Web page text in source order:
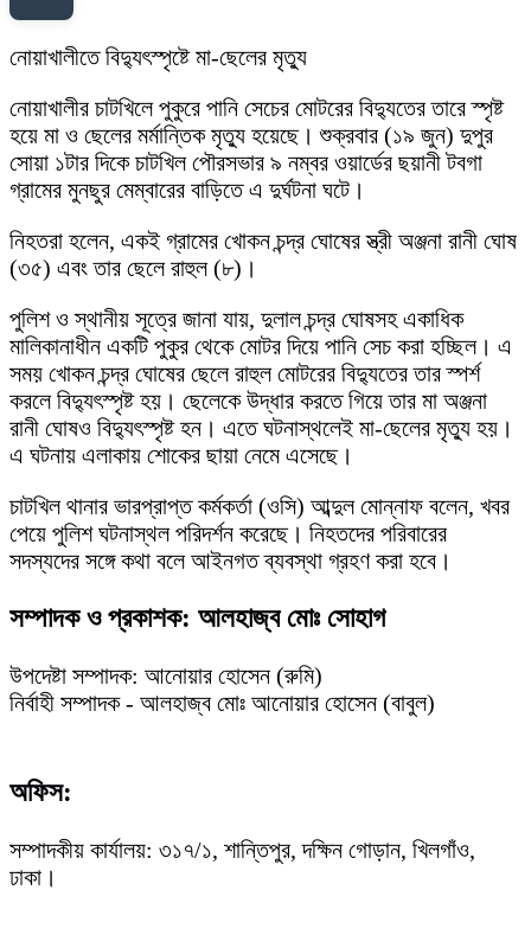
নোয়াখালীতে বিদ্যুৎস্পৃষ্টে মা-ছেলের মৃত্যু
নোয়াখালীর চাটখিলে পুকুরে পানি সেচের মোটরের বিদ্যুতের তারে স্পৃষ্ট
হয়ে মা ও ছেলের মর্মান্তিক মৃত্যু হয়েছে। শুক্রবার (১৯ জুন) দুপুর
সোয়া ১টার দিকে চাটখিল পৌরসভার ৯ নম্বর ওয়ার্ডের ছয়ানী টবগা
গ্রামের মুনছুর মেম্বারের বাড়িতে এ দুর্ঘটনা ঘটে।
নিহতরা হলেন, একই গ্রামের খোকন চন্দ্র ঘোষের স্ত্রী অঞ্জনা রানী ঘোষ
(৩৫) এবং তার ছেলে রাহুল (৮)।
পুলিশ ও স্থানীয় সূত্রে জানা যায়, দুলাল চন্দ্র ঘোষসহ একাধিক
মালিকানাধীন একটি পুকুর থেকে মোটর দিয়ে পানি সেচ করা হচ্ছিল। এ
সময় খোকন চন্দ্র ঘোষের ছেলে রাহুল মোটরের বিদ্যুতের তার স্পর্শ
করলে বিদ্যুৎস্পৃষ্ট হয়। ছেলেকে উদ্ধার করতে গিয়ে তার মা অঞ্জনা
রানী ঘোষও বিদ্যুৎস্পৃষ্ট হন। এতে ঘটনাস্থলেই মা-ছেলের মৃত্যু হয়।
এ ঘটনায় এলাকায় শোকের ছায়া নেমে এসেছে।
চাটখিল থানার ভারপ্রাপ্ত কর্মকর্তা (ওসি) আব্দুল মোন্নাফ বলেন, খবর
পেয়ে পুলিশ ঘটনাস্থল পরিদর্শন করেছে। নিহতদের পরিবারের
সদস্যদের সঙ্গে কথা বলে আইনগত ব্যবস্থা গ্রহণ করা হবে।
সম্পাদক ও প্রকাশক: আলহাজ্ব মোঃ সোহাগ
উপদেষ্টা সম্পাদক: আনোয়ার হোসেন (রুমি)
নির্বাহী সম্পাদক - আলহাজ্ব মোঃ আনোয়ার হোসেন (বাবুল)
অফিস:
সম্পাদকীয় কার্যালয়: ৩১৭/১, শান্তিপুর, দক্ষিন গোড়ান, খিলগাঁও,
ঢাকা।